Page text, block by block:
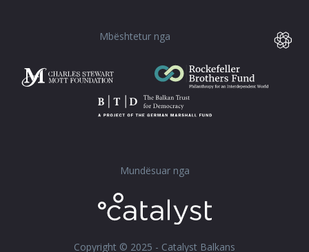
Mbështetur nga
Mundësuar nga
Copyright © 2025 - Catalyst Balkans